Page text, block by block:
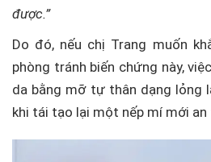
được.”
Do đó, nếu chị Trang muốn
phòng tránh biến chứng này,
da bằng mỡ tự thân dạng lỏng
khi tái tạo lại một nếp mí mới an